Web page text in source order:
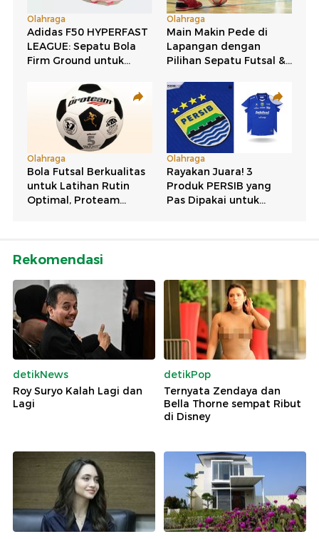
Rekomendasi
detikNews
Roy Suryo Kalah Lagi dan
Lagi
detikPop
Ternyata Zendaya dan
Bella Thorne sempat Ribut
di Disney